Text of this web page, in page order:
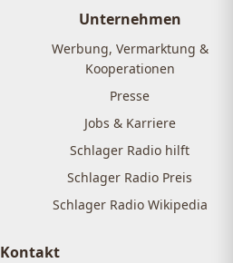
Unternehmen
Werbung, Vermarktung &
Kooperationen
Presse
Jobs & Karriere
Schlager Radio hilft
Schlager Radio Preis
Schlager Radio Wikipedia
Kontakt